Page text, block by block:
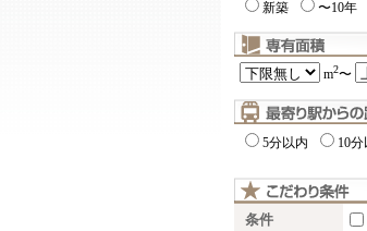
新築 〜10年
m2〜
5分以内 10分
条件